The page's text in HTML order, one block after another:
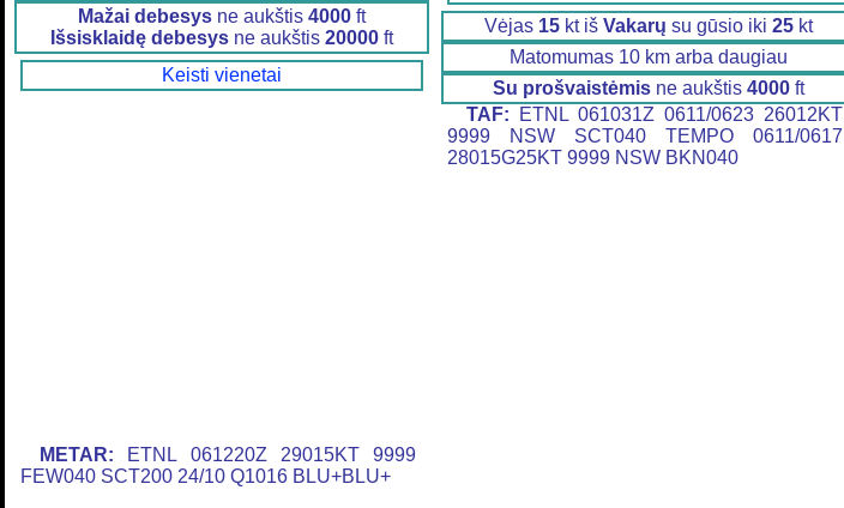
Mažai debesys ne aukštis 4000 ft
Išsisklaidę debesys ne aukštis 20000 ft
Keisti vienetai
METAR: ETNL 061220Z 29015KT 9999
FEW040 SCT200 24/10 Q1016 BLU+BLU+
Vėjas 15 kt iš Vakarų su gūsio iki 25 kt
Matomumas 10 km arba daugiau
Su prošvaistėmis ne aukštis 4000 ft
TAF: ETNL 061031Z 0611/0623 26012KT
9999 NSW SCT040 TEMPO 0611/0617
28015G25KT 9999 NSW BKN040